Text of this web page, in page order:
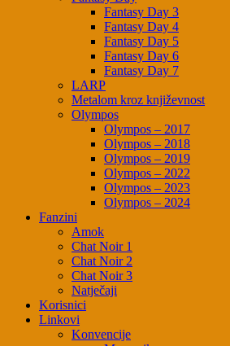
Fantasy Day 3
Fantasy Day 4
Fantasy Day 5
Fantasy Day 6
Fantasy Day 7
LARP
Metalom kroz književnost
Olympos
Olympos – 2017
Olympos – 2018
Olympos – 2019
Olympos – 2022
Olympos – 2023
Olympos – 2024
Fanzini
Amok
Chat Noir 1
Chat Noir 2
Chat Noir 3
Natječaji
Korisnici
Linkovi
Konvencije